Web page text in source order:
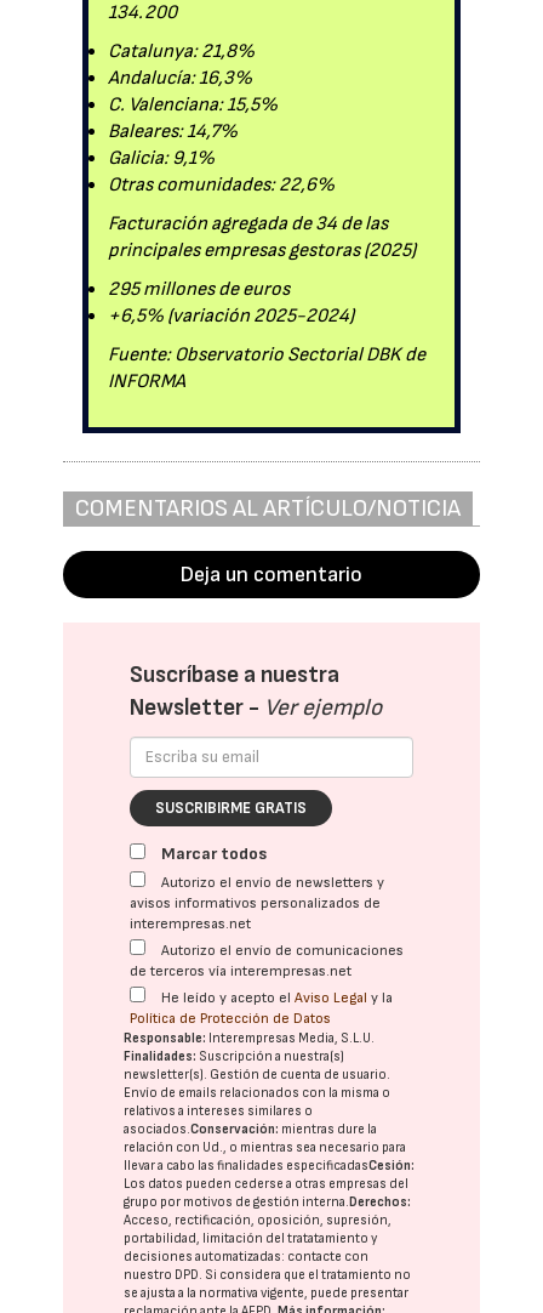
134.200
Catalunya: 21,8%
Andalucía: 16,3%
C. Valenciana: 15,5%
Baleares: 14,7%
Galicia: 9,1%
Otras comunidades: 22,6%
Facturación agregada de 34 de las
principales empresas gestoras (2025)
295 millones de euros
+6,5% (variación 2025-2024)
Fuente: Observatorio Sectorial DBK de
INFORMA
COMENTARIOS AL ARTÍCULO/NOTICIA
Deja un comentario
Suscríbase a nuestra
Newsletter - Ver ejemplo
SUSCRIBIRME GRATIS
Marcar todos
Autorizo el envío de newsletters y
avisos informativos personalizados de
interempresas.net
Autorizo el envío de comunicaciones
de terceros vía interempresas.net
He leído y acepto elAviso Legal y la
Política de Protección de Datos
Responsable: Interempresas Media, S.L.U.
Finalidades: Suscripción a nuestra(s)
newsletter(s). Gestión de cuenta de usuario.
Envío de emails relacionados con la misma o
relativos a intereses similares o
asociados.Conservación: mientras dure la
relación con Ud., o mientras sea necesario para
llevar a cabo las finalidades especificadasCesión:
Los datos pueden cederse a otras empresas del
grupo por motivos de gestión interna.Derechos:
Acceso, rectificación, oposición, supresión,
portabilidad, limitación del tratatamiento y
decisiones automatizadas: contacte con
nuestro DPD. Si considera que el tratamiento no
se ajusta a la normativa vigente, puede presentar